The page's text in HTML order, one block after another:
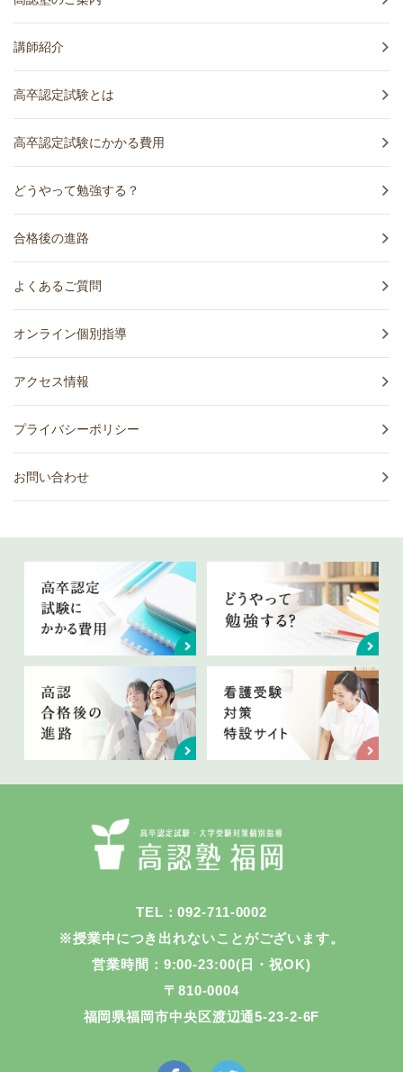
講師紹介
高卒認定試験とは
高卒認定試験にかかる費用
どうやって勉強する？
合格後の進路
よくあるご質問
オンライン個別指導
アクセス情報
プライバシーポリシー
お問い合わせ
TEL：092-711-0002
※授業中につき出れないことがございます。
営業時間：9:00-23:00(日・祝OK)
〒810-0004
福岡県福岡市中央区渡辺通5-23-2-6F